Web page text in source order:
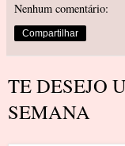
Nenhum comentário:
Compartilhar
TE DESEJO
SEMANA